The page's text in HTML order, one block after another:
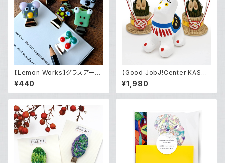
【Lemon Works】グラスアー
ト クリップ（小）
¥440
【Good JobJ!Center KASHI
BA】2025年干支飾り「午」（張り
子）
¥1,980